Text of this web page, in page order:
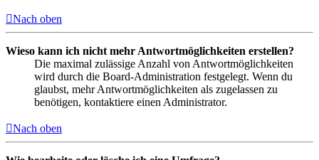
Nach oben
Wieso kann ich nicht mehr Antwortmöglichkeiten erstellen?
Die maximal zulässige Anzahl von Antwortmöglichkeiten
wird durch die Board-Administration festgelegt. Wenn du
glaubst, mehr Antwortmöglichkeiten als zugelassen zu
benötigen, kontaktiere einen Administrator.
Nach oben